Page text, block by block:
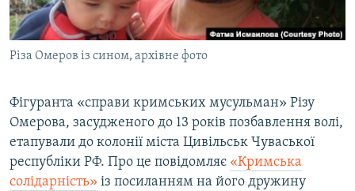
УКРАЇНСЬКА ПРОБЛЕМА КРИМУ
ІНФОГРАФІКА
ДОЛУЧАЙСЯ!
Усі сайти RFE/RL
Різа Омеров із сином, архівне фото
Фігуранта «справи кримських мусульман» Різу
Омерова, засудженого до 13 років позбавлення волі,
етапували до колонії міста Цивільськ Чуваської
республіки РФ. Про це повідомляє «Кримська
солідарність» із посиланням на його дружину